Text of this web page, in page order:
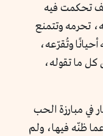
تحكمت فيه
تحرمه وتتمنع
وتُقرّعه،
ما تقوله،
في مبارزة الحب
ظنّه فيها، ولم